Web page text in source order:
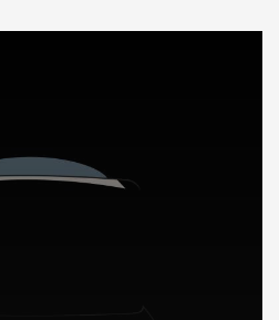
AUTO a New York Usa